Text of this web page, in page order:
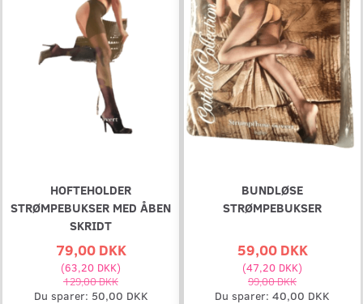
HOFTEHOLDER
STRØMPEBUKSER MED ÅBEN
SKRIDT
79,00 DKK
(63,20 DKK)
129,00 DKK
Du sparer: 50,00 DKK
BUNDLØSE
STRØMPEBUKSER
59,00 DKK
(47,20 DKK)
99,00 DKK
Du sparer: 40,00 DKK